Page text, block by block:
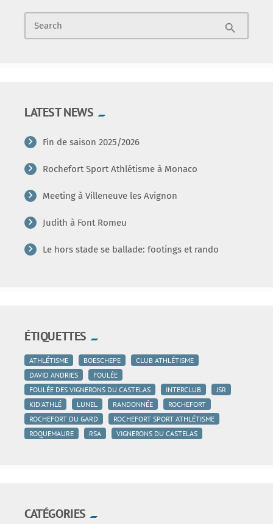
Search search
LATEST NEWS
Fin de saison 2025/2026
Rochefort Sport Athlétisme à Monaco
Meeting à Villeneuve les Avignon
Judith à Font Romeu
Le hors stade se ballade: footings et rando
ÉTIQUETTES
ATHLÉTISME BOESCHEPE
CLUB ATHLÉTISME
DAVID ANDRIES
FOULÉE
FOULÉE DES VIGNERONS DU CASTELAS
INTERCLUB
JSR
KID'ATHLÉ
LUNEL RANDONNÉE
ROCHEFORT
ROCHEFORT DU GARD
ROCHEFORT SPORT ATHLÉTISME
ROQUEMAURE
RSA VIGNERONS DU CASTELAS
CATÉGORIES